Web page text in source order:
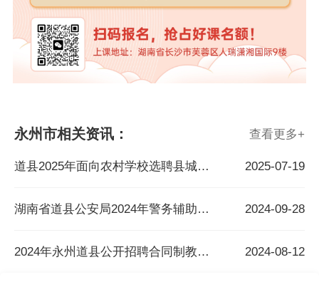
永州市相关资讯： 查看更多+
道县2025年面向农村学校选聘县城学校教师公告 2025-07-19
湖南省道县公安局2024年警务辅助人员招聘公告 2024-09-28
2024年永州道县公开招聘合同制教师100人公告 2024-08-12